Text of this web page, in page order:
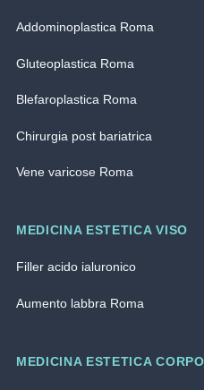
Addominoplastica Roma
Gluteoplastica Roma
Blefaroplastica Roma
Chirurgia post bariatrica
Vene varicose Roma
MEDICINA ESTETICA VISO
Filler acido ialuronico
Aumento labbra Roma
MEDICINA ESTETICA CORPO